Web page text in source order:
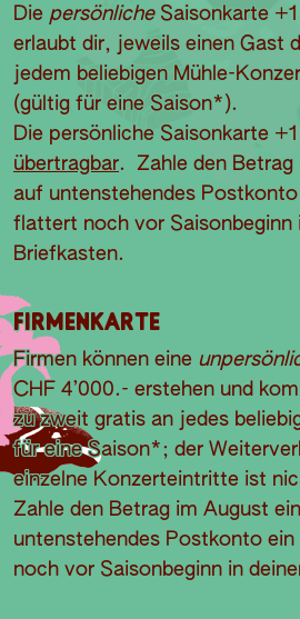
Die persönlicheSaisonkarte
erlaubt dir, jeweils einen Gast
jedem beliebigen Mühle-
(gültig für eine Saison*).
Die persönliche Saisonkarte
übertragbar. Zahle den Betrag
auf untenstehendes
flattert noch vor Saisonbeginn
Briefkasten.
Firmenkarte
Firmen können eine
CHF 4’000.- erstehen und
zu zweit gratis an jedes
für eine Saison*; der
einzelne Konzerteintritte ist
Zahle den Betrag im August
untenstehendes Postkonto
noch vor Saisonbeginn in